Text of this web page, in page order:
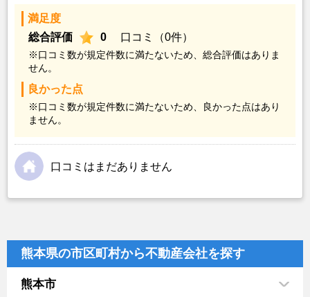
満足度
総合評価
0 口コミ（0件）
※口コミ数が規定件数に満たないため、総合評価はありま
せん。
良かった点
※口コミ数が規定件数に満たないため、良かった点はあり
ません。
口コミはまだありません
熊本県の市区町村から不動産会社を探す
熊本市